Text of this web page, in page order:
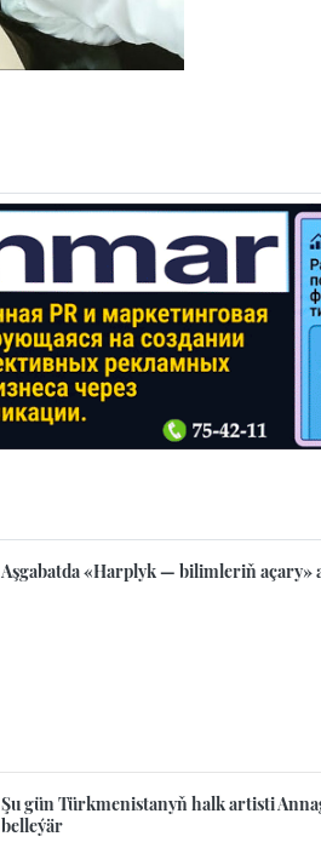
Aşgabatda «Harplyk — bilimleriň açary»
Şu gün Türkmenistanyň halk artisti
belleýär